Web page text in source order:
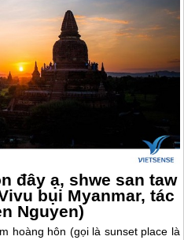
đây ạ, shwe san taw
bụi Myanmar, tác
Nguyen)
hoàng hôn (gọi là sunset place là